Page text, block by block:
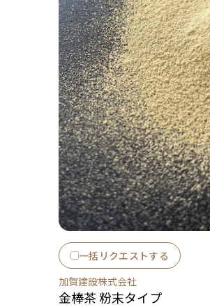
一括リクエストする
加賀建設株式会社
金棒茶 粉末タイプ